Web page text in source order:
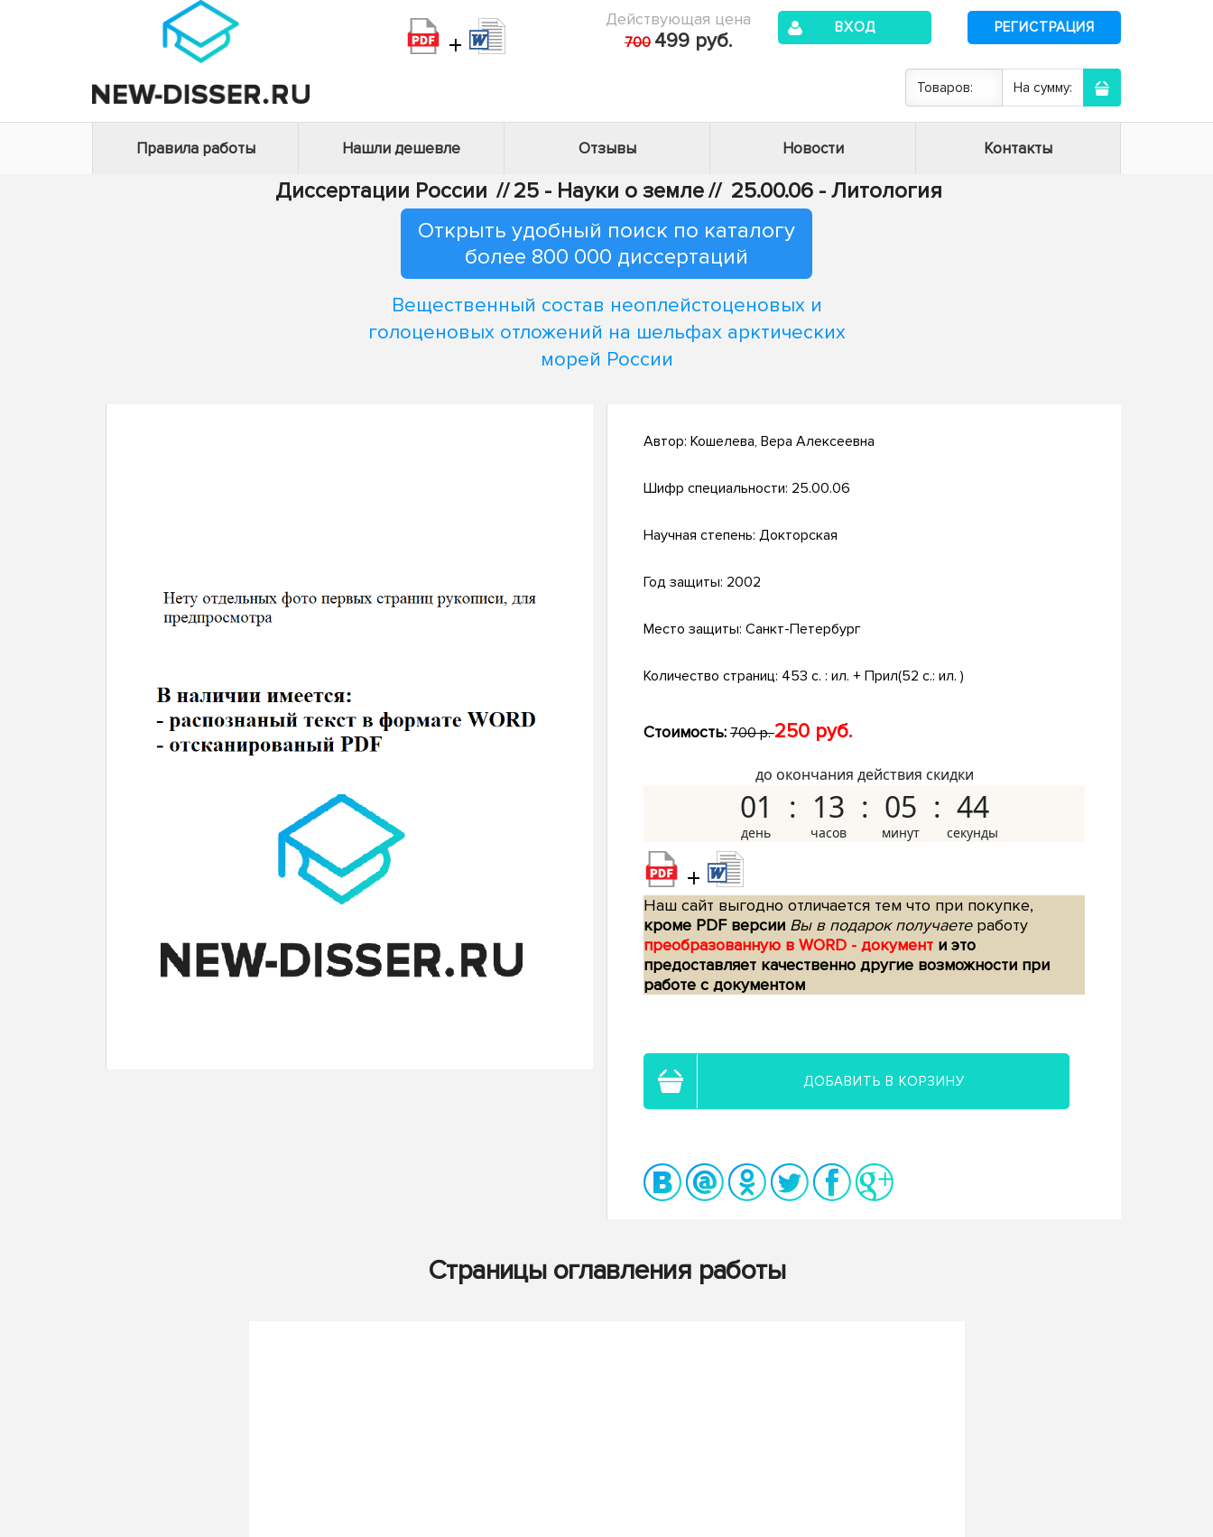
+
Действующая цена
700 499 руб.
ВХОД РЕГИСТРАЦИЯ
Товаров: На сумму:
Правила работы Нашли дешевле Отзывы Новости Контакты
Диссертации России // 25 - Науки о земле// 25.00.06 - Литология
Открыть удобный поиск по каталогу
более 800 000 диссертаций
Вещественный состав неоплейстоценовых и
голоценовых отложений на шельфах арктических
морей России
Автор: Кошелева, Вера Алексеевна
Шифр специальности: 25.00.06
Научная степень: Докторская
Год защиты: 2002
Место защиты: Санкт-Петербург
Количество страниц: 453 с. : ил. + Прил(52 c.: ил. )
Стоимость: 700 р.250 руб.
до окончания действия скидки
01 13 05 43
+
Наш сайт выгодно отличается тем что при покупке,
кроме PDF версии Вы в подарок получаетеработу
преобразованную в WORD - документ и это
предоставляет качественно другие возможности при
работе с документом
ДОБАВИТЬ В КОРЗИНУ
Страницы оглавления работы